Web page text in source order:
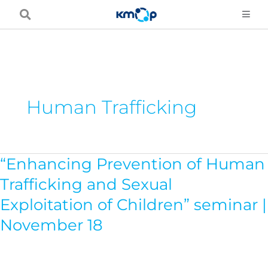
Human Trafficking
“Enhancing Prevention of Human
Trafficking and Sexual
Exploitation of Children” seminar |
November 18
“Enhancing
Prevention
of
Human
Trafficking